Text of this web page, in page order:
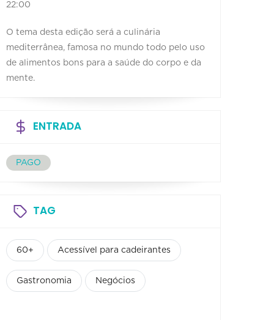
22:00
O tema desta edição será a culinária
mediterrânea, famosa no mundo todo pelo uso
de alimentos bons para a saúde do corpo e da
mente.
ENTRADA
PAGO
TAG
60+ Acessível para cadeirantes
Gastronomia Negócios